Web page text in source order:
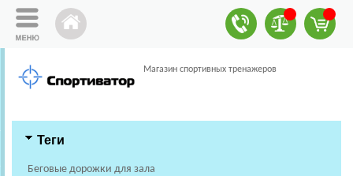
Магазин спортивных тренажеров
Теги
Беговые дорожки для зала